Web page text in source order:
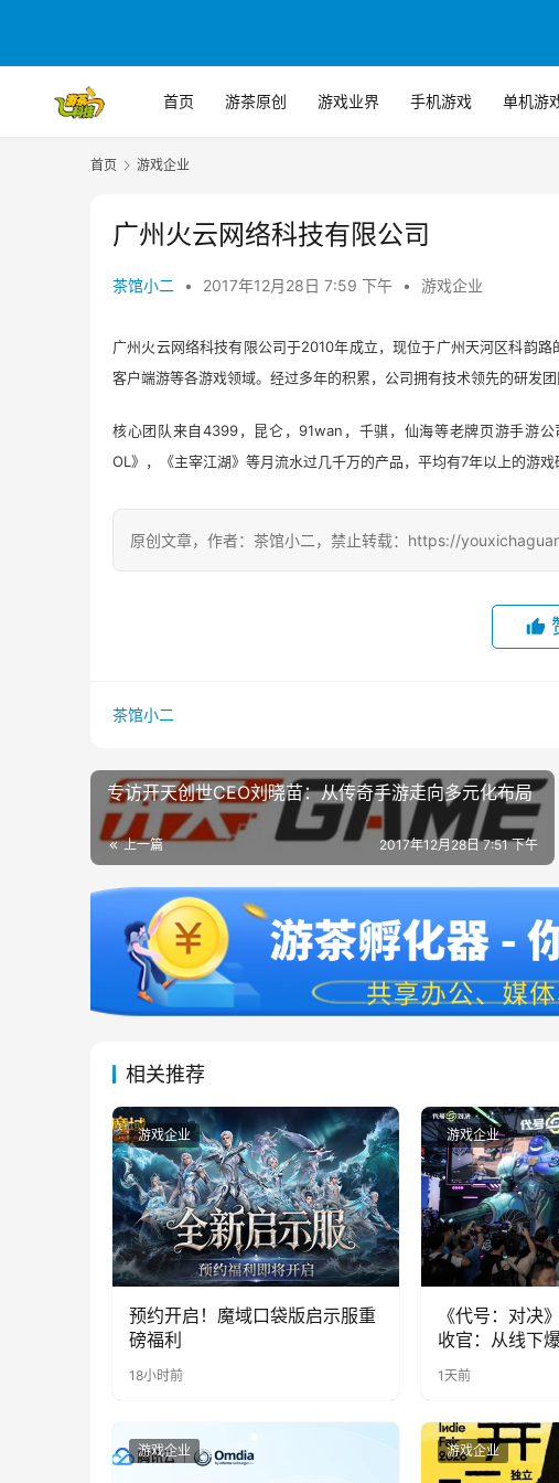
首页 游茶原创 游戏业界 手机游戏 单机游
首页 游戏企业
广州火云网络科技有限公司
茶馆小二 • 2017年12月28日 7:59 下午 • 游戏企业
广州火云网络科技有限公司于2010年成立，现位于广州天河区科韵路
客户端游等各游戏领域。经过多年的积累，公司拥有技术领先的研发
核心团队来自 4399 ，昆仑，91wan ，千骐，仙海等老牌页游手游
OL》，《主宰江湖》等月流水过几千万的产品，平均有7年以上的游戏
原创文章，作者：茶馆小二，禁止转载：https://
茶馆小二
专访开天创世CEO刘晓苗：从传奇手游走向多元化布局
上一篇 2017年12月28日 7:51 下午
相关推荐
游戏企业
预约开启！魔域口袋版启示服重
磅福利
18小时前
游戏企业
《代号：对决
收官：从线下
实期待
1天前
游戏企业 游戏企业